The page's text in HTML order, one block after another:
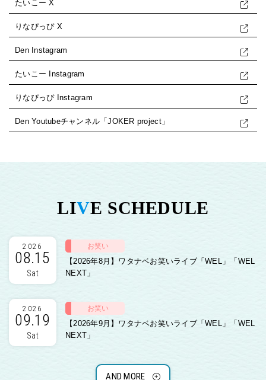
たいこー X
りなぴっぴ X
Den Instagram
たいこー Instagram
りなぴっぴ Instagram
Den Youtubeチャンネル「JOKER project」
LIVE SCHEDULE
2026
08.15
Sat
お笑い
【2026年8月】ワタナベお笑いライブ「WEL」「WEL
NEXT」
2026
09.19
Sat
お笑い
【2026年9月】ワタナベお笑いライブ「WEL」「WEL
NEXT」
AND MORE